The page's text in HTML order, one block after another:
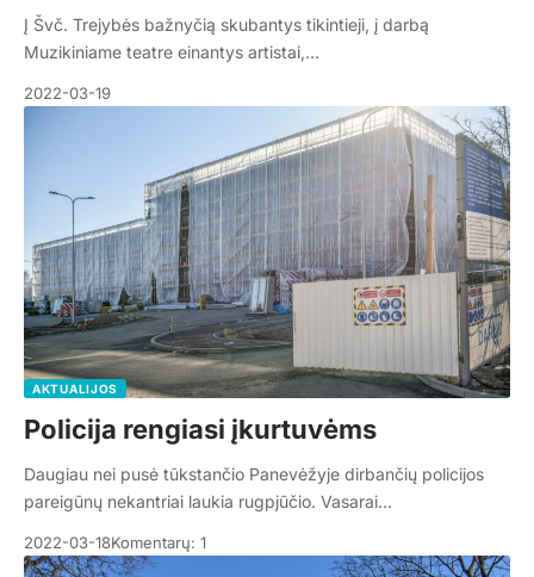
Į Švč. Trejybės bažnyčią skubantys tikintieji, į darbą
Muzikiniame teatre einantys artistai,…
2022-03-19
AKTUALIJOS
Policija rengiasi įkurtuvėms
Daugiau nei pusė tūkstančio Panevėžyje dirbančių policijos
pareigūnų nekantriai laukia rugpjūčio. Vasarai…
2022-03-18Komentarų: 1